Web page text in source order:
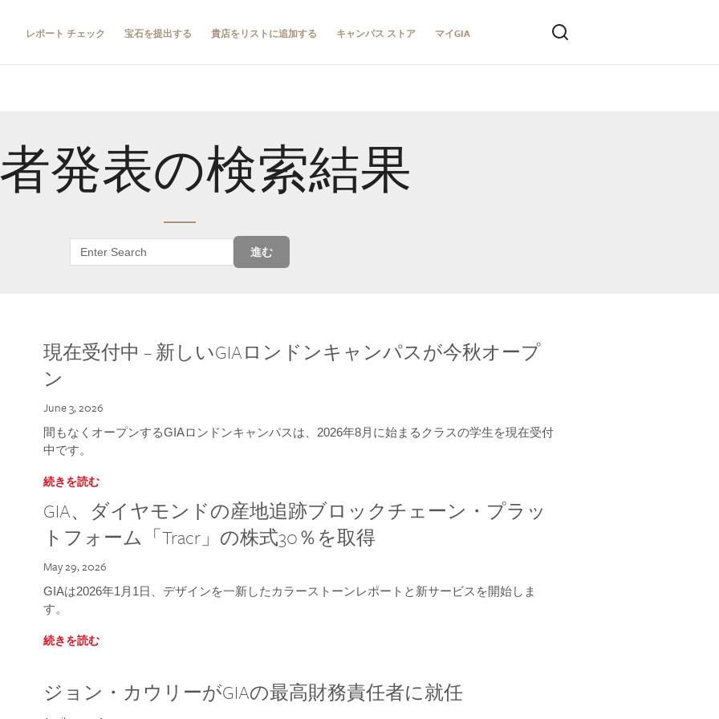
レポート チェック 宝石を提出する 貴店をリストに追加する キャンパス ストア マイGIA
発表の検索結果
進む
現在受付中 – 新しいGIAロンドンキャンパスが今秋オープ
ン
June 3, 2026
間もなくオープンするGIAロンドンキャンパスは、2026年8月に始まるクラスの学生を現在受付
中です。
続きを読む
GIA、ダイヤモンドの産地追跡ブロックチェーン・プラッ
トフォーム「Tracr」の株式30％を取得
May 29, 2026
GIAは2026年1月1日、デザインを一新したカラーストーンレポートと新サービスを開始しま
す。
続きを読む
ジョン・カウリーがGIAの最高財務責任者に就任